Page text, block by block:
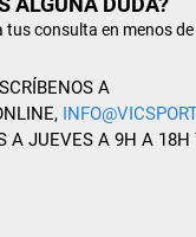
tus consulta en menos
A
A JUEVES A 9H A 18H